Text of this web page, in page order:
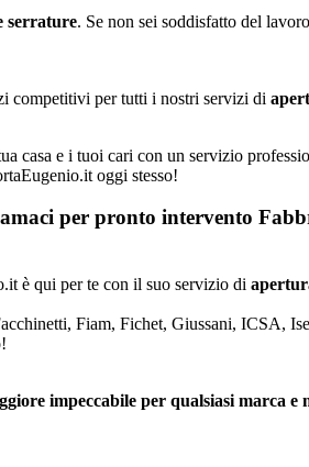
serrature. Se non sei soddisfatto del
competitivi per tutti i nostri servizi di
casa e i tuoi cari con un servizio
oggi stesso!
per pronto intervento
è qui per te con il suo servizio di
Fiam, Fichet, Giussani, ICSA,
impeccabile per qualsiasi marca e